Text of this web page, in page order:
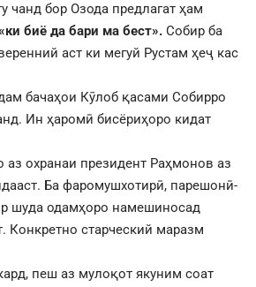
чанд бор Озода предлагат ҳам
биё да бари ма бест». Собир ба
аст ки мегуй Рустам ҳеҷ кас
бачаҳои Кӯлоб қасами Собирро
Ин ҳаромӣ бисёриҳоро кидат
аз охранаи президент Раҳмонов аз
Ба фаромушхотирӣ, парешонӣ-
шуда одамҳоро намешиносад
Конкретно старческий маразм
пеш аз мулоқот якуним соат